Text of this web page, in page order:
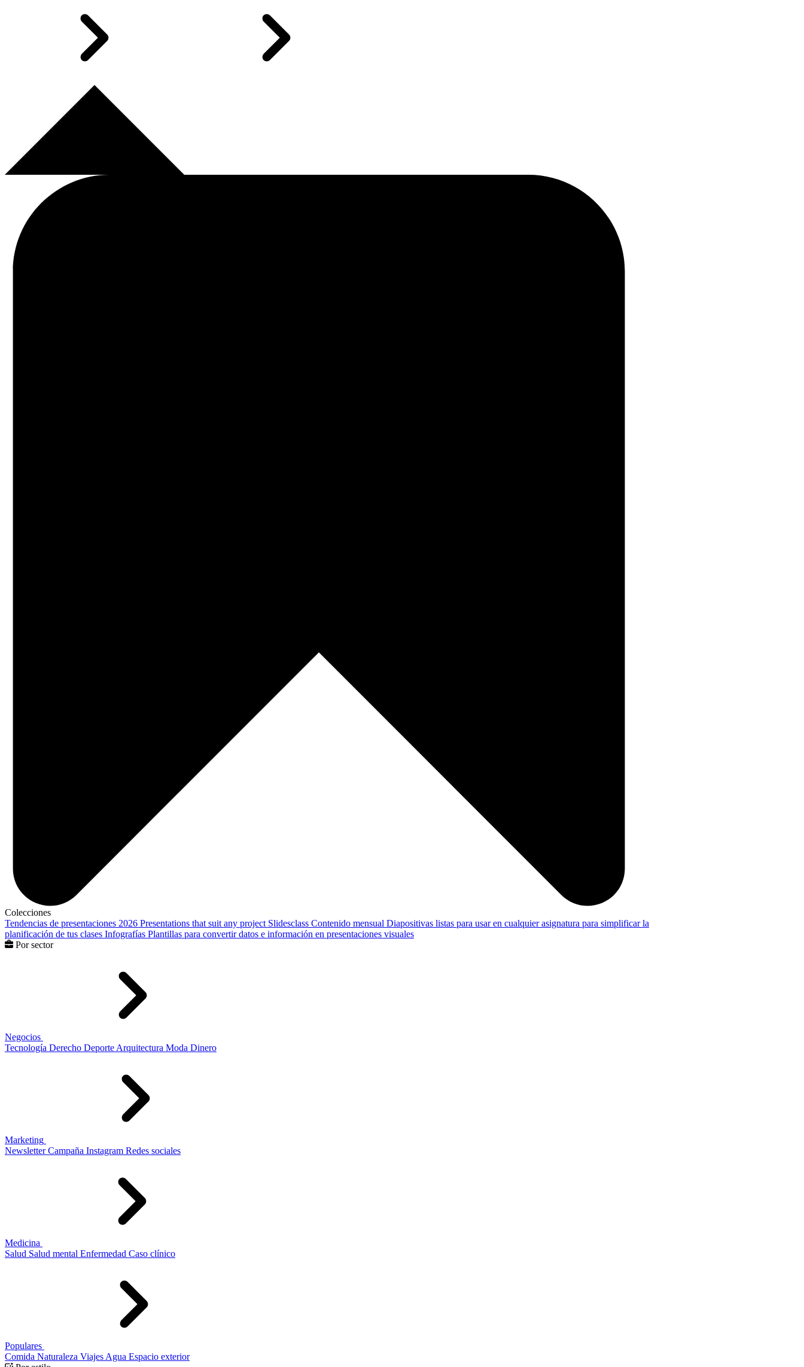
Colecciones
Tendencias de presentaciones 2026 Presentations that suit any project Slidesclass Contenido mensual Diapositivas listas para usar en cualquier asignatura para simplificar la
planificación de tus clases Infografías Plantillas para convertir datos e información en presentaciones visuales
Por sector
Negocios
Tecnología Derecho Deporte Arquitectura Moda Dinero
Marketing
Newsletter Campaña Instagram Redes sociales
Medicina
Salud Salud mental Enfermedad Caso clínico
Populares
Comida Naturaleza Viajes Agua Espacio exterior